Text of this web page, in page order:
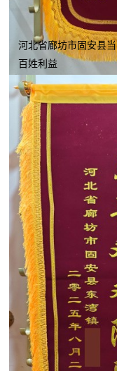
河北省廊坊市固安县
百姓利益